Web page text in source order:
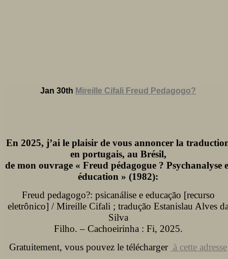
Jan 30th Mireille Cifali Freud Pedagogo?
En 2025, j’ai le plaisir de vous annoncer la
en portugais, au Brésil,
de mon ouvrage « Freud pédagogue ? Psychanalyse
éducation » (1982):
Freud pedagogo?: psicanálise e educação [recurso
eletrônico] / Mireille Cifali ; tradução Estanislau Alves
Silva
Filho. – Cachoeirinha : Fi, 2025.
Gratuitement, vous pouvez le télécharger à cette adresse